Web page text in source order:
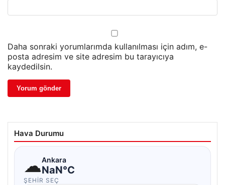
Daha sonraki yorumlarımda kullanılması için adım, e-
posta adresim ve site adresim bu tarayıcıya
kaydedilsin.
Hava Durumu
☁Ankara
NaN°C
ŞEHIR SEÇ